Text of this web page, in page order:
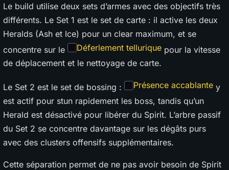
Le build utilise deux sets d’armes avec des objectifs très
différents. Le Set 1 est le set de carte : il active les deux
Heralds (Ash et Ice) pour un clear maximum, et se
concentre sur le
Déferlement tellurique pour la vitesse
de déplacement et le nettoyage de carte.
Le Set 2 est le set de bossing : Présence accablante y
est actif pour stun rapidement les boss, tandis qu’un
Herald est désactivé pour libérer du Spirit. L’arbre passif
du Set 2 se concentre davantage sur les dégâts purs
avec des clusters offensifs supplémentaires.
Cette séparation permet de ne pas avoir besoin de Spirit